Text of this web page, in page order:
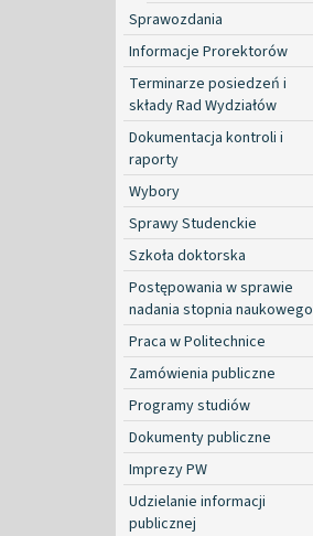
Sprawozdania
Informacje Prorektorów
Terminarze posiedzeń i
składy Rad Wydziałów
Dokumentacja kontroli i
raporty
Wybory
Sprawy Studenckie
Szkoła doktorska
Postępowania w sprawie
nadania stopnia naukowego
Praca w Politechnice
Zamówienia publiczne
Programy studiów
Dokumenty publiczne
Imprezy PW
Udzielanie informacji
publicznej